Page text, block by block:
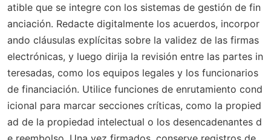
atible que se integre con los sistemas de gestión de fin
anciación. Redacte digitalmente los acuerdos, incorpor
ando cláusulas explícitas sobre la validez de las firmas
electrónicas, y luego dirija la revisión entre las partes in
teresadas, como los equipos legales y los funcionarios
de financiación. Utilice funciones de enrutamiento cond
icional para marcar secciones críticas, como la propied
ad de la propiedad intelectual o los desencadenantes d